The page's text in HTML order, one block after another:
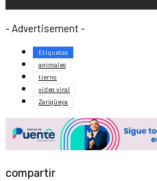
- Advertisement -
Etiquetas
animales
tierno
video viral
Zarigüeya
compartir